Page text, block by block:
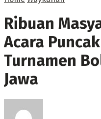
Ribuan
Acara
Turnamen
Jawa